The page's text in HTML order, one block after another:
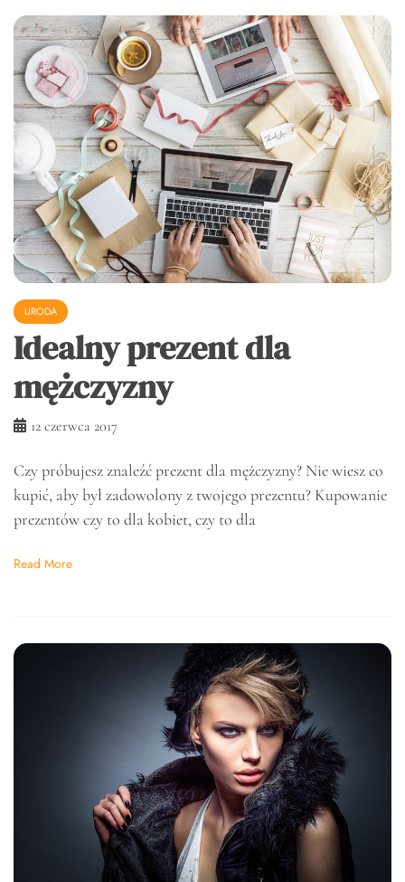
URODA
Idealny prezent dla
mężczyzny
12 czerwca 2017
Czy próbujesz znaleźć prezent dla mężczyzny? Nie wiesz co
kupić, aby był zadowolony z twojego prezentu? Kupowanie
prezentów czy to dla kobiet, czy to dla
Read More